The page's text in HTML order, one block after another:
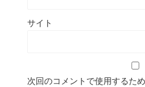
サイト
次回のコメントで使用するた